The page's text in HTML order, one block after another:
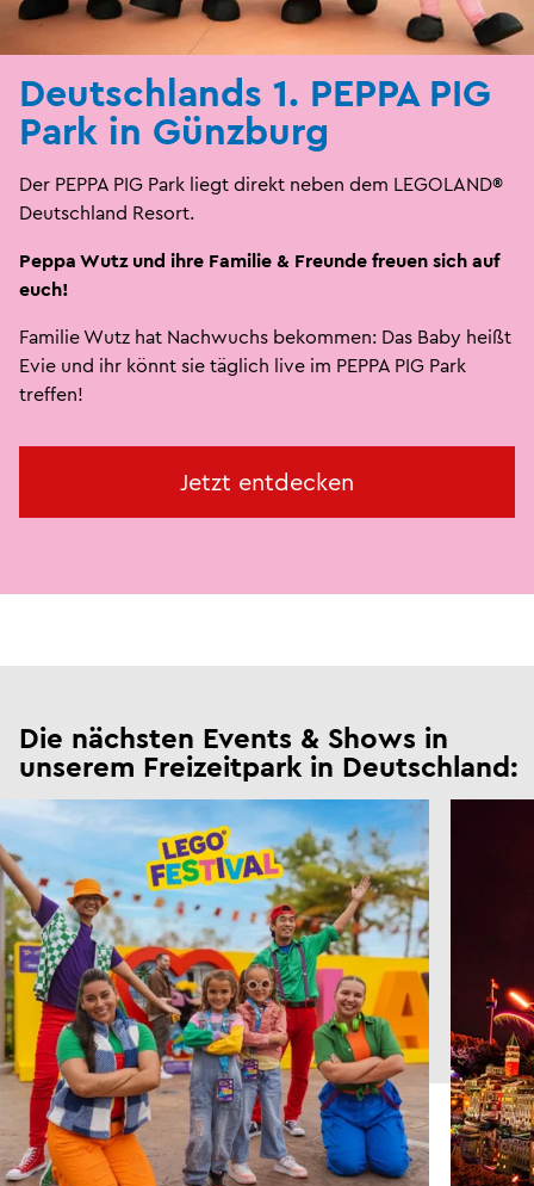
Deutschlands 1. PEPPA PIG
Park in Günzburg
Der PEPPA PIG Park liegt direkt neben dem LEGOLAND®
Deutschland Resort.
Peppa Wutz und ihre Familie & Freunde freuen sich auf
euch!
Familie Wutz hat Nachwuchs bekommen: Das Baby heißt
Evie und ihr könnt sie täglich live im PEPPA PIG Park
treffen!
Jetzt entdecken
Die nächsten Events & Shows in
unserem Freizeitpark in Deutschland: